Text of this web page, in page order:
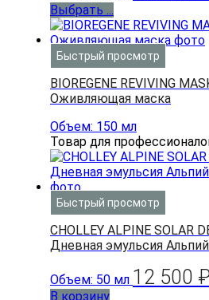
Выбрать ...
Быстрый просмотр
BIOREGENE REVIVING
Оживляющая маска
Объем: 150 мл
Товар для
Быстрый просмотр
CHOLLEY ALPINE SOLAR
Дневная эмульсия
Объем: 50 мл 12 500 ₽
В корзину